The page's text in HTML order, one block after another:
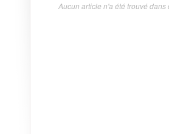
Aucun article n'a été trouvé dans